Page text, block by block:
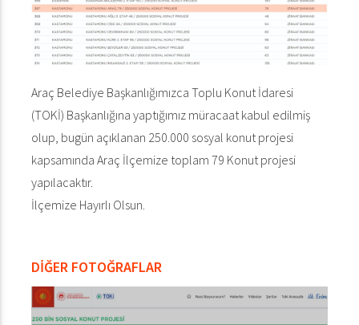
Araç Belediye Başkanlığımızca Toplu Konut İdaresi
(TOKİ) Başkanlığına yaptığımız müracaat kabul edilmiş
olup, bugün açıklanan 250.000 sosyal konut projesi
kapsamında Araç İlçemize toplam 79 Konut projesi
yapılacaktır.
İlçemize Hayırlı Olsun.
DİĞER FOTOĞRAFLAR